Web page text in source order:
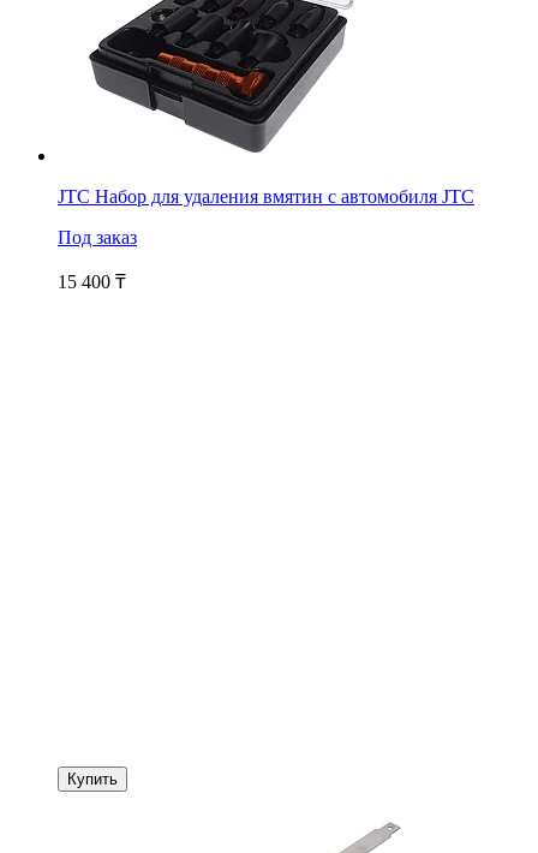
JTC Набор для удаления вмятин с автомобиля JTC
Под заказ
15 400 ₸
Купить